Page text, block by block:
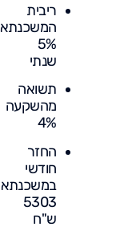
ריבית
המשכנתא
5%
שנתי
תשואה
מהשקעה
4%
החזר
חודשי
במשכנתא
5303
ש"ח